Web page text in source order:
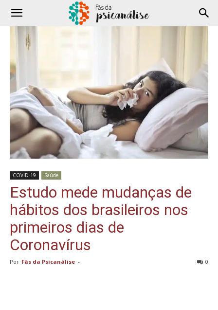
COVID-19 Saúde
Estudo mede mudanças de
hábitos dos brasileiros nos
primeiros dias de
Coronavírus
Por Fãs da Psicanálise - 0